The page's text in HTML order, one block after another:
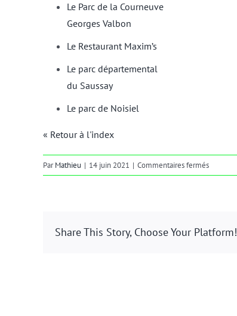
Le Parc de la Courneuve
Georges Valbon
Le Restaurant Maxim’s
Le parc départemental
du Saussay
Le parc de Noisiel
« Retour à l'index
ParMathieu | 14 juin 2021 | Commentaires ferméssur
faune
Share This Story, Choose Your Platform!